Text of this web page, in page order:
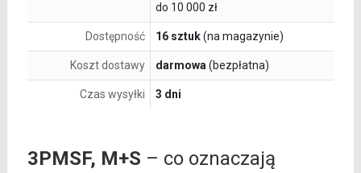
do 10 000 zł
Dostępność 16 sztuk(na magazynie)
Koszt dostawy darmowa (bezpłatna)
Czas wysyłki 3 dni
3PMSF, M+S – co oznaczają